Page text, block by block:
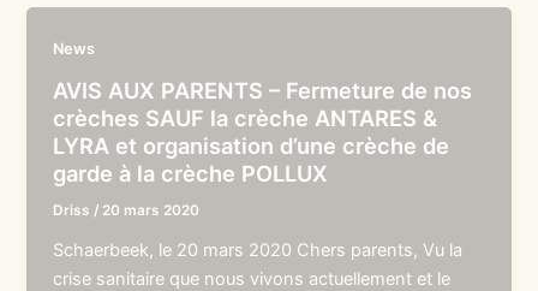
News
AVIS AUX PARENTS – Fermeture de nos
crèches SAUF la crèche ANTARES &
LYRA et organisation d’une crèche de
garde à la crèche POLLUX
Driss / 20 mars 2020
Schaerbeek, le 20 mars 2020 Chers parents, Vu la
crise sanitaire que nous vivons actuellement et le